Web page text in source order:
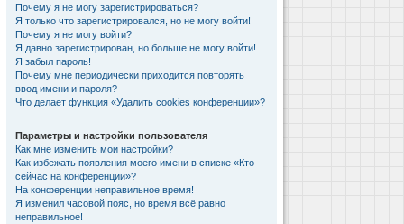
Почему я не могу зарегистрироваться?
Я только что зарегистрировался, но не могу войти!
Почему я не могу войти?
Я давно зарегистрирован, но больше не могу войти!
Я забыл пароль!
Почему мне периодически приходится повторять
ввод имени и пароля?
Что делает функция «Удалить cookies конференции»?
Параметры и настройки пользователя
Как мне изменить мои настройки?
Как избежать появления моего имени в списке «Кто
сейчас на конференции»?
На конференции неправильное время!
Я изменил часовой пояс, но время всё равно
неправильное!